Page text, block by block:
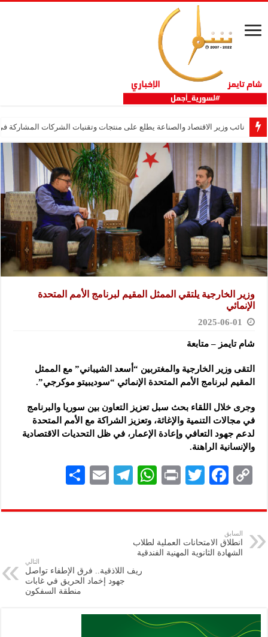
نائب وزير الاقتصاد والصناعة يطلع على منتجات وتقنيات الشركات المشاركة في
وزير الخارجية يلتقي الممثل المقيم لبرنامج الأمم المتحدة
الإنمائي
2025-06-01
شام تايمز – متابعة
التقى وزير الخارجية والمغتربين “أسعد الشيباني” مع الممثل
المقيم لبرنامج الأمم المتحدة الإنمائي “سوديبيتو موكرجي”.
وجرى خلال اللقاء بحث سبل تعزيز التعاون بين سوريا والبرنامج
في مجالات التنمية والإغاثة، وتعزيز الشراكة مع الأمم المتحدة
لدعم جهود التعافي وإعادة الإعمار، في ظل التحديات الاقتصادية
والإنسانية الراهنة.
C
p
y
Li
F
eb
k
T
tt
P
nt
W
at
A
p
Te
gr
E
ai
ar
السابق
انطلاق الامتحانات العملية لطلاب
الشهادة الثانوية المهنية الفندقية
التالي
ريف اللاذقية.. فرق الإطفاء تواصل
جهود إخماد الحريق في غابات
منطقة السفكون